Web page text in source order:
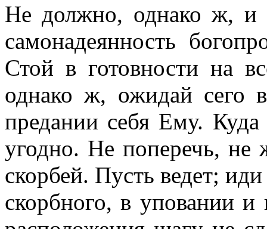
Не должно, однако ж, и
самонадеянность
Стой в готовности на
однако ж, ожидай сего
предании себя Ему. Куда
угодно. Не поперечь, не
скорбей. Пусть ведет;
скорбного, в уповании и